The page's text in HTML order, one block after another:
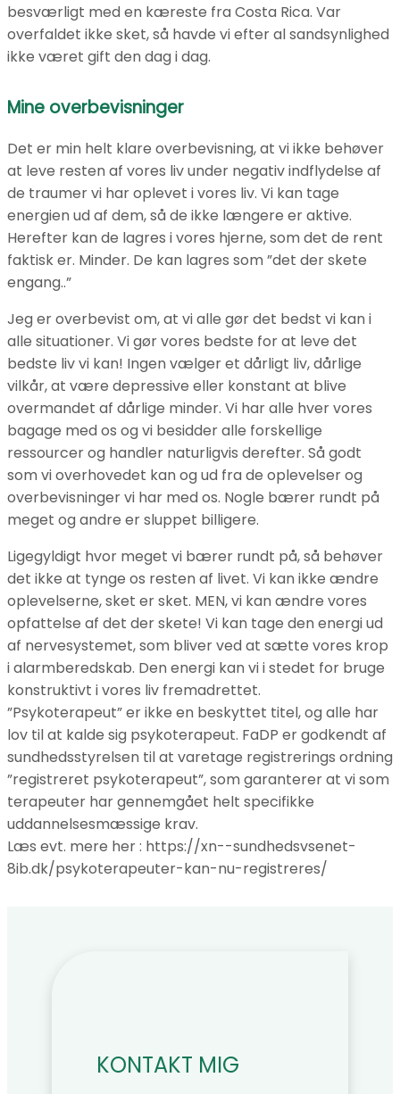
besværligt med en kæreste fra Costa Rica. Var
overfaldet ikke sket, så havde vi efter al sandsynlighed
ikke været gift den dag i dag.
Mine overbevisninger
Det er min helt klare overbevisning, at vi ikke behøver
at leve resten af vores liv under negativ indflydelse af
de traumer vi har oplevet i vores liv. Vi kan tage
energien ud af dem, så de ikke længere er aktive.
Herefter kan de lagres i vores hjerne, som det de rent
faktisk er. Minder. De kan lagres som ”det der skete
engang..”
Jeg er overbevist om, at vi alle gør det bedst vi kan i
alle situationer. Vi gør vores bedste for at leve det
bedste liv vi kan! Ingen vælger et dårligt liv, dårlige
vilkår, at være depressive eller konstant at blive
overmandet af dårlige minder. Vi har alle hver vores
bagage med os og vi besidder alle forskellige
ressourcer og handler naturligvis derefter. Så godt
som vi overhovedet kan og ud fra de oplevelser og
overbevisninger vi har med os. Nogle bærer rundt på
meget og andre er sluppet billigere.
Ligegyldigt hvor meget vi bærer rundt på, så behøver
det ikke at tynge os resten af livet. Vi kan ikke ændre
oplevelserne, sket er sket. MEN, vi kan ændre vores
opfattelse af det der skete! Vi kan tage den energi ud
af nervesystemet, som bliver ved at sætte vores krop
i alarmberedskab. Den energi kan vi i stedet for bruge
konstruktivt i vores liv fremadrettet.
”Psykoterapeut” er ikke en beskyttet titel, og alle har
lov til at kalde sig psykoterapeut. FaDP er godkendt af
sundhedsstyrelsen til at varetage registrerings ordning
”registreret psykoterapeut”, som garanterer at vi som
terapeuter har gennemgået helt specifikke
uddannelsesmæssige krav.
Læs evt. mere her : https://xn--sundhedsvsenet-
8ib.dk/psykoterapeuter-kan-nu-registreres/
KONTAKT MIG